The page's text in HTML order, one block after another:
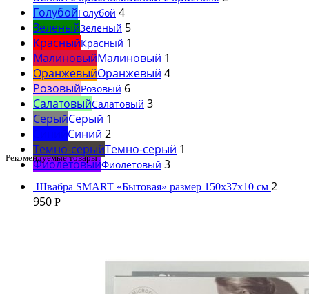
ГолубойГолубой 4
ЗеленыйЗеленый 5
КрасныйКрасный 1
МалиновыйМалиновый 1
ОранжевыйОранжевый 4
РозовыйРозовый 6
СалатовыйСалатовый 3
СерыйСерый 1
Синий 2
Темно-серыйТемно-серый 1
ФиолетовыйФиолетовый 3
Рекомендуемые товары
Швабра SMART «Бытовая» размер 150х37х10 см 2
950 Р